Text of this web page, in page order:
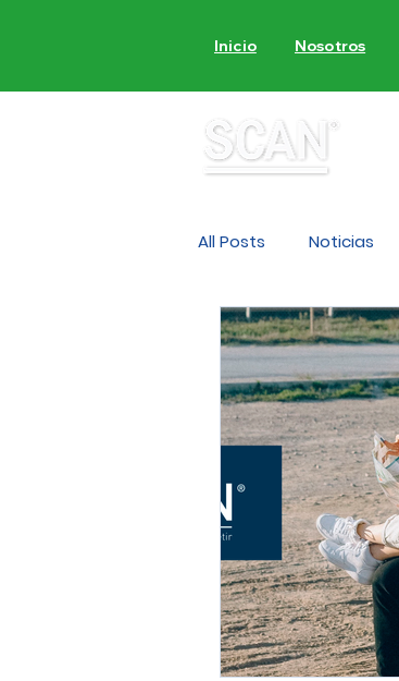
Inicio Nosotros
All Posts Noticias